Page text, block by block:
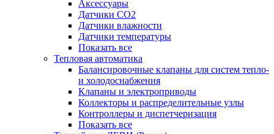
Аксессуары
Датчики CO2
Датчики влажности
Датчики температуры
Показать все
Тепловая автоматика
Балансировочные клапаны для систем тепло-
и холодоснабжения
Клапаны и электроприводы
Коллекторы и распределительные узлы
Контроллеры и диспетчеризация
Показать все